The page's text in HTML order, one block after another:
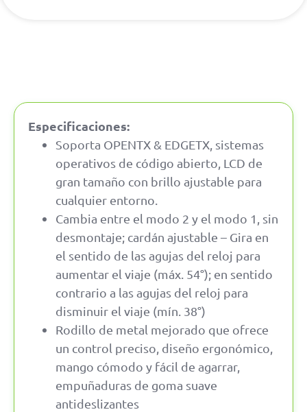
Especificaciones:
Soporta OPENTX & EDGETX, sistemas
operativos de código abierto, LCD de
gran tamaño con brillo ajustable para
cualquier entorno.
Cambia entre el modo 2 y el modo 1, sin
desmontaje; cardán ajustable – Gira en
el sentido de las agujas del reloj para
aumentar el viaje (máx. 54°); en sentido
contrario a las agujas del reloj para
disminuir el viaje (mín. 38°)
Rodillo de metal mejorado que ofrece
un control preciso, diseño ergonómico,
mango cómodo y fácil de agarrar,
empuñaduras de goma suave
antideslizantes